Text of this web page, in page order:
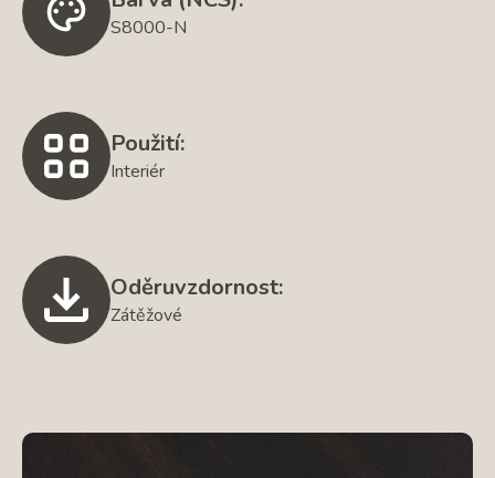
S8000-N
Použití:
Interiér
Oděruvzdornost:
Zátěžové